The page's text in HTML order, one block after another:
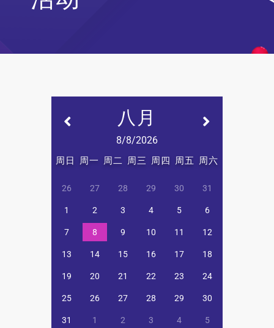
八月
8/8/2026
周日 周一 周二 周三 周四 周五 周六
26 27 28 29 30 31
1 2 3 4 5 6
7 8 9 10 11 12
13 14 15 16 17 18
19 20 21 22 23 24
25 26 27 28 29 30
31 1 2 3 4 5